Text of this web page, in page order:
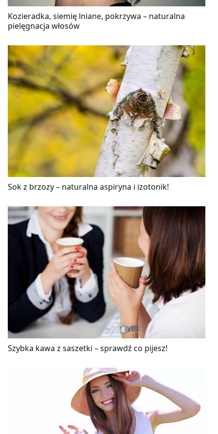
Kozieradka, siemię lniane, pokrzywa – naturalna
pielęgnacja włosów
Sok z brzozy – naturalna aspiryna i izotonik!
Szybka kawa z saszetki – sprawdź co pijesz!